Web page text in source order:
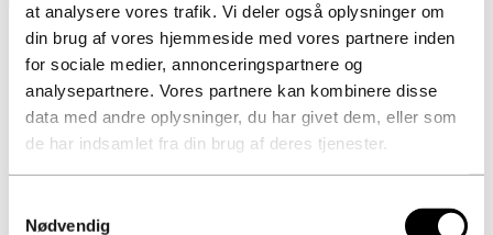
at analysere vores trafik. Vi deler også oplysninger om
din brug af vores hjemmeside med vores partnere inden
for sociale medier, annonceringspartnere og
analysepartnere. Vores partnere kan kombinere disse
data med andre oplysninger, du har givet dem, eller som
de har indsamlet fra din brug af deres tjenester.
Nødvendig
Kewin Wentzel Jensen
kw@raundahl-moesby.dk
+45 2628 5528